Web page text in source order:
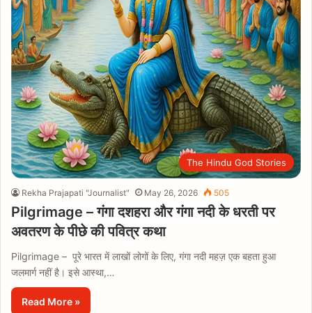
The Hindu God Stories
Rekha Prajapati "Journalist" May 26, 2026 505
Pilgrimage – गंगा दशहरा और गंगा नदी के धरती पर
अवतरण के पीछे की पवित्र कथा
Pilgrimage – पूरे भारत में लाखों लोगों के लिए, गंगा नदी महज़ एक बहता हुआ
जलमार्ग नहीं है। इसे आस्था,…
Read More »